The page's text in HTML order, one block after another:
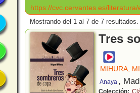
https://cvc.cervantes.es/
Mostrando del 1 al 7 de 7 resultados.
Tres
MIHURA,
Anaya ,